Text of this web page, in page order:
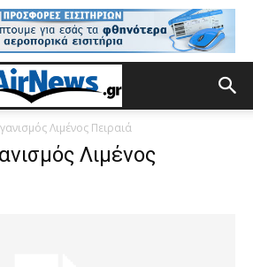
Λιμένος Πειραιά
Λιμένος